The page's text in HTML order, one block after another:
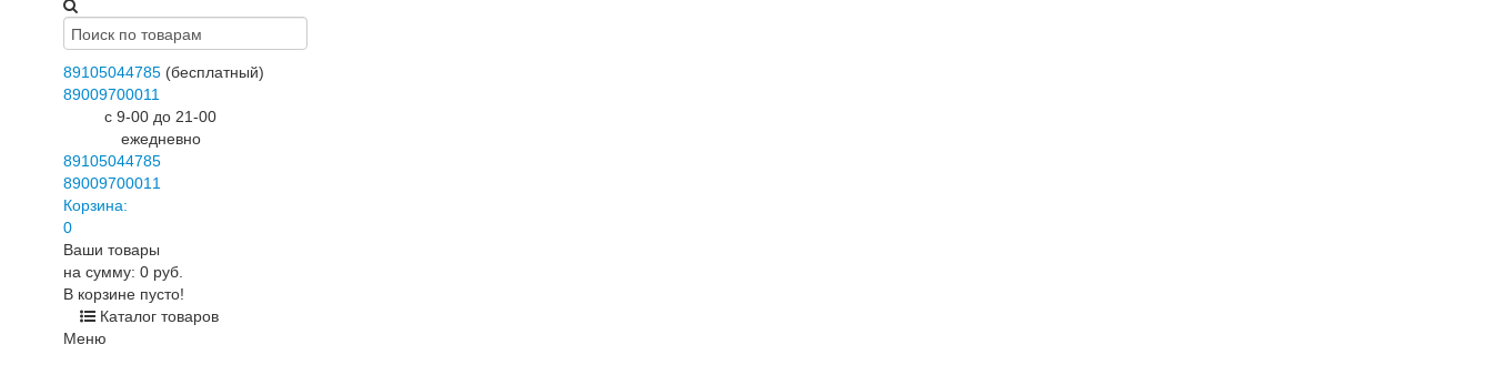
89105044785 (бесплатный)
89009700011
c 9-00 до 21-00
ежедневно
89105044785
89009700011
Корзина:
0
Ваши товары
на сумму: 0 руб.
В корзине пусто!
Каталог товаров
Меню